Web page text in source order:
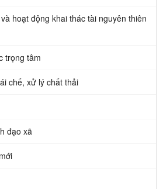
hoạt động khai thác tài nguyên thiên
trọng tâm
chế, xử lý chất thải
đạo xã